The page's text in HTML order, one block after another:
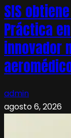
SIS
Práctica
innovador
admin
agosto 6, 2026